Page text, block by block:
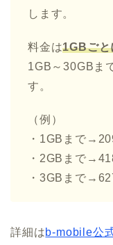
します。
料金は1GBごと
1GB～30GBま
す。
（例）
・1GBまで
・2GBまで
・3GBまで
詳細はb-mobile公